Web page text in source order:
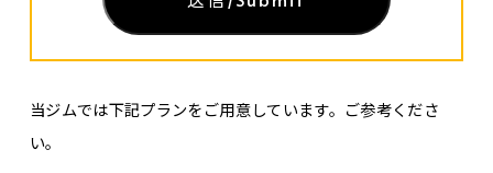
当ジムでは下記プランをご用意しています。ご参考くださ
い。